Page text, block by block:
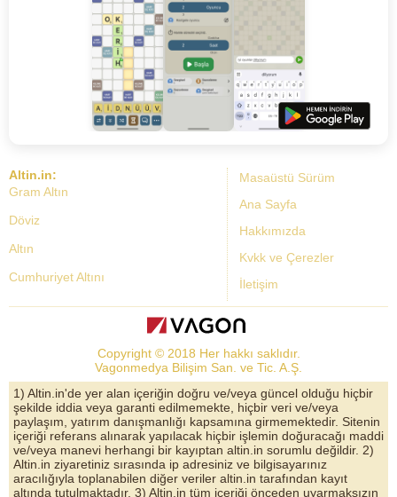
Masaüstü Sürüm
Ana Sayfa
Hakkımızda
Kvkk ve Çerezler
İletişim
Altin.in:
Gram Altın
Döviz
Altın
Cumhuriyet Altını
Dolar Kuru
Altın Yorumları
Döviz Kurları
Çeyrek Altın
Bitcoin
Copyright © 2018 Her hakkı saklıdır.
Vagonmedya Bilişim San. ve Tic. A.Ş.
1) Altin.in'de yer alan içeriğin doğru ve/veya güncel olduğu hiçbir
şekilde iddia veya garanti edilmemekte, hiçbir veri ve/veya
paylaşım, yatırım danışmanlığı kapsamına girmemektedir. Sitenin
içeriği referans alınarak yapılacak hiçbir işlemin doğuracağı maddi
ve/veya manevi herhangi bir kayıptan altin.in sorumlu değildir. 2)
Altin.in ziyaretiniz sırasında ip adresiniz ve bilgisayarınız
aracılığıyla toplanabilen diğer veriler altin.in tarafından kayıt
altında tutulmaktadır. 3) Altin.in tüm içeriği önceden uyarmaksızın